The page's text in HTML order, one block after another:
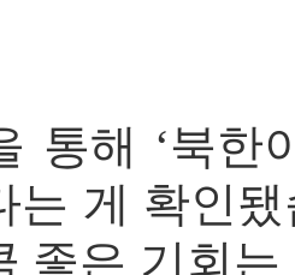
통해 ‘북한
는 게 확인
좋은 기회